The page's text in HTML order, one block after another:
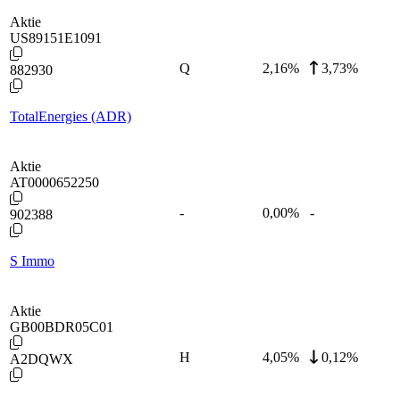
Aktie
US89151E1091
882930
TotalEnergies (ADR)
Q 2,16% 3,73%
Aktie
AT0000652250
902388
S Immo
- 0,00% -
Aktie
GB00BDR05C01
A2DQWX H 4,05% 0,12%